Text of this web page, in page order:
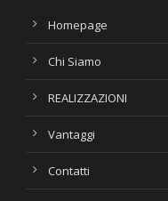
Homepage
Chi Siamo
REALIZZAZIONI
Vantaggi
Contatti